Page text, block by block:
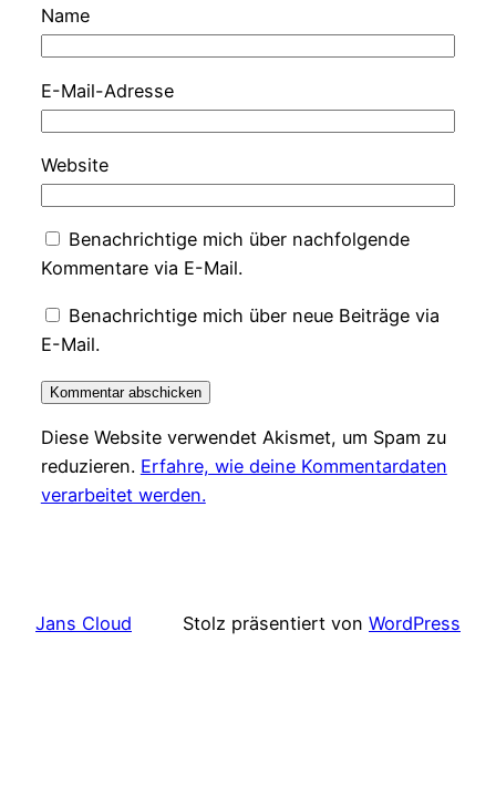
Name
E-Mail-Adresse
Website
Benachrichtige mich über nachfolgende
Kommentare via E-Mail.
Benachrichtige mich über neue Beiträge via
E-Mail.
Diese Website verwendet Akismet, um Spam zu
reduzieren. Erfahre, wie deine Kommentardaten
verarbeitet werden.
Jans Cloud Stolz präsentiert von WordPress